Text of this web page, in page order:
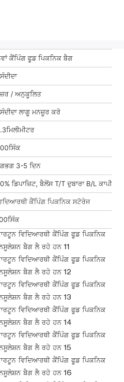
ਕੈਂਪਿੰਗ ਫੂਡ ਪਿਕਨਿਕ ਬੈਗ
/ ਅਨੁਕੂਲਿਤ
ਲਾਗੂ ਮਨਜ਼ੂਰ ਕਰੋ
3-5 ਦਿਨ
ਡਿਪਾਜ਼ਿਟ, ਬੈਲੇਂਸ T/T ਦੁਬਾਰਾ B/L ਕਾਪੀ
ਕੈਂਪਿੰਗ ਪਿਕਨਿਕ ਸਟੋਰੇਜ